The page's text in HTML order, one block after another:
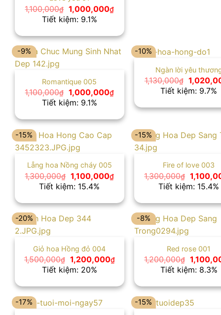
1,100,000₫ Giá
gốc
là:
1,000,000₫Giá
1,000,000₫.
Tiết kiệm: 9.1%
-9%
Romantique 005
1,100,000₫ Giá
gốc
là:
1,000,000₫Giá
là:
1,000,000₫.
Tiết kiệm: 9.1%
-10%
Ngàn lời yêu
1,130,000₫
Giá
gốc
là:
Tiết kiệm: 9.7%
-15%
Lẵng hoa Nồng cháy 005
1,300,000₫ Giá
gốc
là:
1,100,000₫Giá
1,100,000₫.
Tiết kiệm: 15.4%
-15%
Fire of love 003
1,300,000₫ Giá
gốc
là:
Tiết kiệm: 15.4%
-20%
Giỏ hoa Hồng đỏ 004
1,500,000₫ Giá
gốc
là:
1,200,000₫Giá
hiện
là:
1,200,000₫.
Tiết kiệm: 20%
-8%
Red rose 001
1,200,000₫ Giá
gốc
là:
Tiết kiệm: 8.3%
-17% -15%